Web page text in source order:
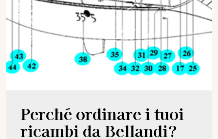
Perché ordinare i tuoi
ricambi da Bellandi?